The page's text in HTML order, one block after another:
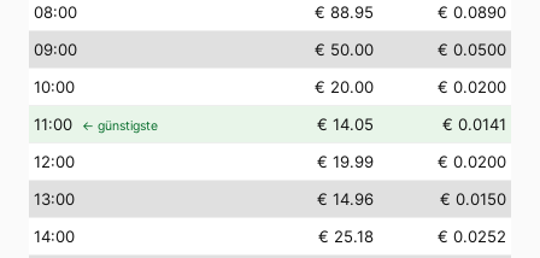
08:00 € 88.95
€ 0.0890
09:00 € 50.00
€ 0.0500
10:00 € 20.00
€ 0.0200
11:00 ← günstigste € 14.05
€ 0.0141
12:00 € 19.99
€ 0.0200
13:00 € 14.96
€ 0.0150
14:00 € 25.18
€ 0.0252